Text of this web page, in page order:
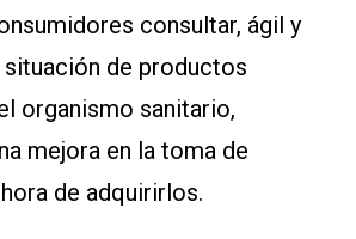
consultar, ágil y
situación de productos
organismo sanitario,
mejora en la toma de
de adquirirlos.